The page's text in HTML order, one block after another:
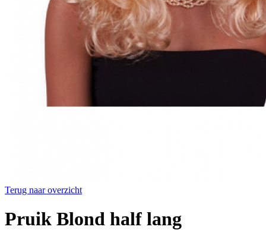
Terug naar overzicht
Pruik Blond half lang